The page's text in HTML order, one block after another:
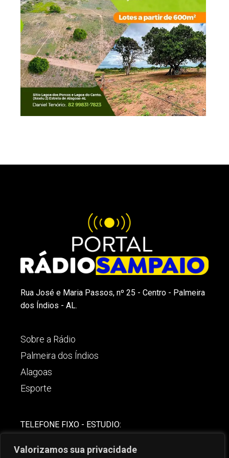
Valorizamos sua privacidade
Rua José e Maria Passos, nº 25 - Centro - Palmeira
dos Índios - AL.
Sobre a Rádio
Palmeira dos Índios
Alagoas
Esporte
TELEFONE FIXO - ESTUDIO: